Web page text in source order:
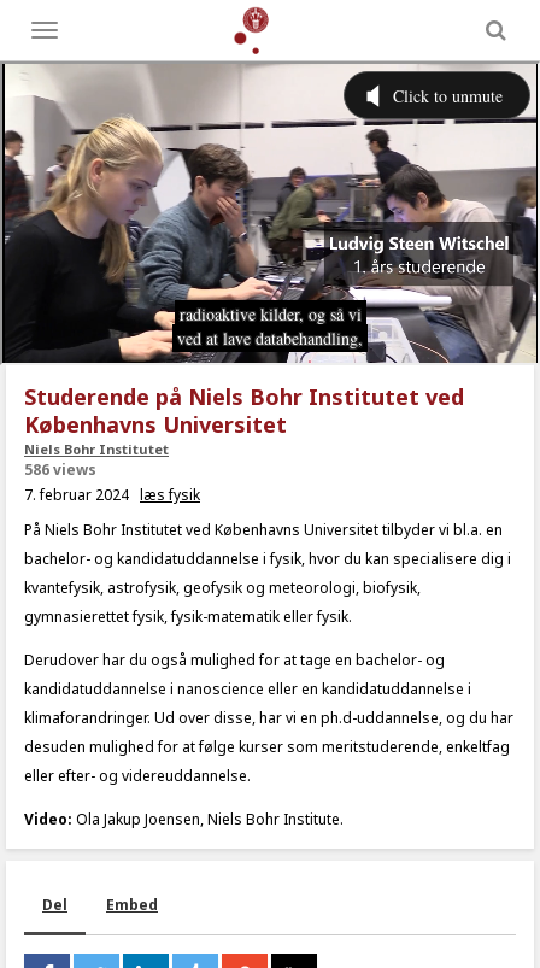
Toggle
menu
Studerende på Niels Bohr Institutet ved
Københavns Universitet
Niels Bohr Institutet
586 views
7. februar 2024 læs fysik
På Niels Bohr Institutet ved Københavns Universitet tilbyder vi bl.a. en
bachelor- og kandidatuddannelse i fysik, hvor du kan specialisere dig i
kvantefysik, astrofysik, geofysik og meteorologi, biofysik,
gymnasierettet fysik, fysik-matematik eller fysik.
Derudover har du også mulighed for at tage en bachelor- og
kandidatuddannelse i nanoscience eller en kandidatuddannelse i
klimaforandringer. Ud over disse, har vi en ph.d-uddannelse, og du har
desuden mulighed for at følge kurser som meritstuderende, enkeltfag
eller efter- og videreuddannelse.
Video: Ola Jakup Joensen, Niels Bohr Institute.
Del Embed